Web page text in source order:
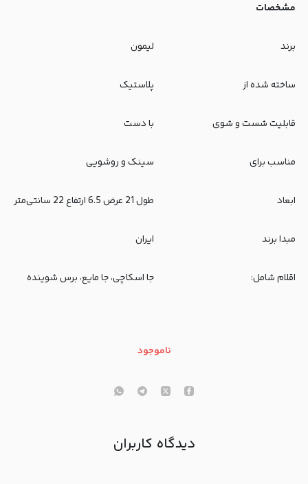
مشخصات
برند لیمون
ساخته شده از پلاستیک
قابلیت شست و شوی با دست
مناسب برای سینک و روشویی
ابعاد طول 21 عرض 6.5 ارتفاع 22 سانتی‌متر
مبدا برند ایران
اقلام شامل: جا اسکاچی، جا مایع، برس شوینده
ناموجود
دیدگاه کاربران